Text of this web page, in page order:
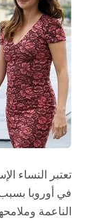
تعتبر النساء
في أوروبا
الناعمة